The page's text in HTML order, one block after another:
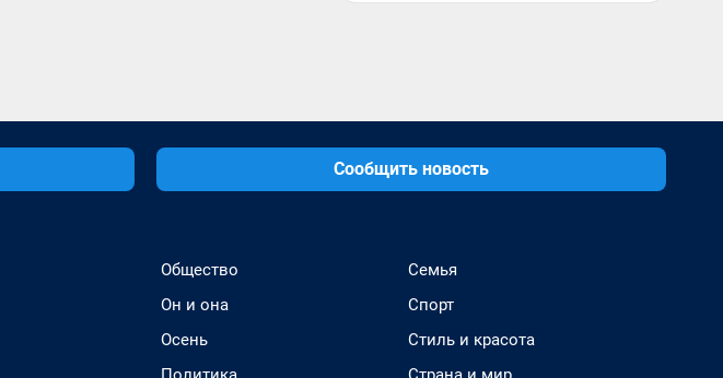
Сообщить новость
Общество
Он и она
Осень
Семья
Спорт
Стиль и красота